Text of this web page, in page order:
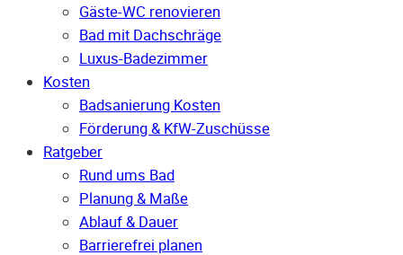
Gäste-WC renovieren
Bad mit Dachschräge
Luxus-Badezimmer
Kosten
Badsanierung Kosten
Förderung & KfW-Zuschüsse
Ratgeber
Rund ums Bad
Planung & Maße
Ablauf & Dauer
Barrierefrei planen